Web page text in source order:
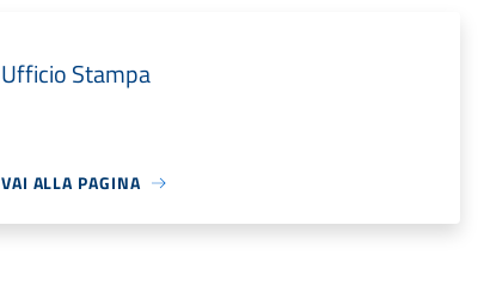
Ufficio Stampa
VAI ALLA PAGINA